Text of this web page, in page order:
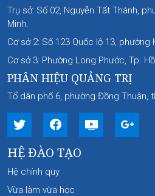
Trụ sở: Số 02, Nguyễn Tất Thành,
Minh.
Cơ sở 2: Số 123 Quốc lộ 13, phường
Cơ sở 3: Phường Long Phước, Tp.
PHÂN HIỆU QUẢNG TRỊ
Tổ dân phố 6, phường Đồng Thuận,
HỆ ĐÀO TẠO
Hệ chính quy
Vừa làm vừa học